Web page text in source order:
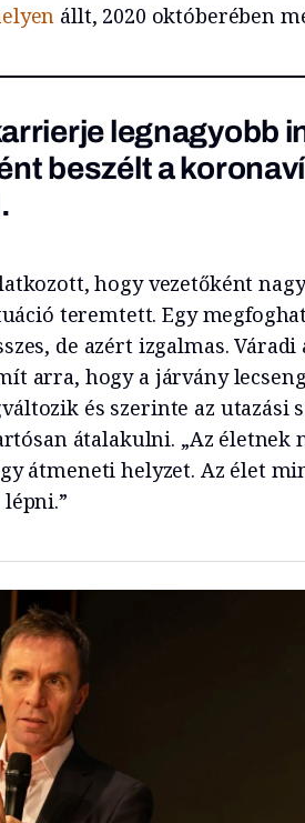
állt, 2020 októberében
legnagyobb
beszélt a
hogy vezetőként
teremtett. Egy
de azért izgalmas.
arra, hogy a járvány
és szerinte az utazási
átalakulni. „Az életnek
átmeneti helyzet. Az élet